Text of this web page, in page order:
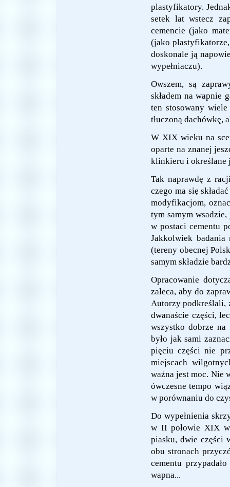
plastyfikatory.
setek lat wstecz
cemencie (jako
(jako
doskonale ją
wypełniaczu).
Owszem, są
składem na wapnie
ten stosowany
tłuczoną dachówkę,
W XIX wieku na
oparte na znanej
klinkieru i określane
Tak naprawdę z
czego ma się
modyfikacjom,
tym samym
w postaci cementu
Jakkolwiek
(tereny obecnej
samym składzie
Opracowanie
zaleca, aby do
Autorzy podkreślali,
dwanaście części,
wszystko dobrze na
było jak sami
pięciu części nie
miejscach
ważna jest moc. Nie
ówczesne tempo
w porównaniu do
Do wypełnienia
w II połowie XIX
piasku, dwie części
obu stronach
cementu
wapna...